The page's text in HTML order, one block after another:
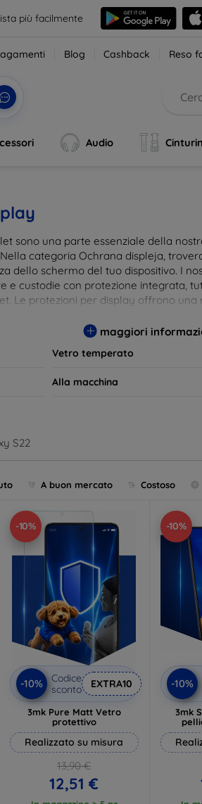
più facilmente
Blog Cashback Reso
Audio
sono una parte essenziale della
categoria Ochrana displeja,
dello schermo del tuo dispositivo. I
e custodie con protezione integrata,
Le protezioni per display offrono
il tuo dispositivo come nuovo più
maggiori
Vetro temperato
Alla macchina
S22
A buon mercato Costoso
-10%
-10%
Codice
sconto
EXTRA10
3mk Pure Matt Vetro
protettivo
Realizzato su misura
13,90 €
12,51 €
-10%
-10%
3mk